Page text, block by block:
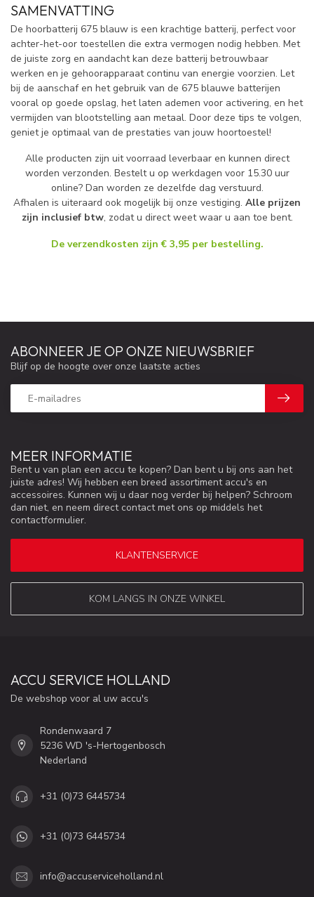
SAMENVATTING
De hoorbatterij 675 blauw is een krachtige batterij, perfect voor
achter-het-oor toestellen die extra vermogen nodig hebben. Met
de juiste zorg en aandacht kan deze batterij betrouwbaar
werken en je gehoorapparaat continu van energie voorzien. Let
bij de aanschaf en het gebruik van de 675 blauwe batterijen
vooral op goede opslag, het laten ademen voor activering, en het
vermijden van blootstelling aan metaal. Door deze tips te volgen,
geniet je optimaal van de prestaties van jouw hoortoestel!
Alle producten zijn uit voorraad leverbaar en kunnen direct
worden verzonden. Bestelt u op werkdagen voor 15.30 uur
online? Dan worden ze dezelfde dag verstuurd.
Afhalen is uiteraard ook mogelijk bij onze vestiging. Alle prijzen
zijn inclusief btw, zodat u direct weet waar u aan toe bent.
De verzendkosten zijn € 3,95 per bestelling.
MEER INFORMATIE
Bent u van plan een accu te kopen? Dan bent u bij ons aan het
juiste adres! Wij hebben een breed assortiment accu's en
accessoires. Kunnen wij u daar nog verder bij helpen? Schroom
dan niet, en neem direct contact met ons op middels het
contactformulier.
KLANTENSERVICE
KOM LANGS IN ONZE WINKEL
ABONNEER JE OP ONZE NIEUWSBRIEF
Blijf op de hoogte over onze laatste acties
ACCU SERVICE HOLLAND
De webshop voor al uw accu's
Rondenwaard 7
5236 WD 's-Hertogenbosch
Nederland
+31 (0)73 6445734
+31 (0)73 6445734
info@accuserviceholland.nl